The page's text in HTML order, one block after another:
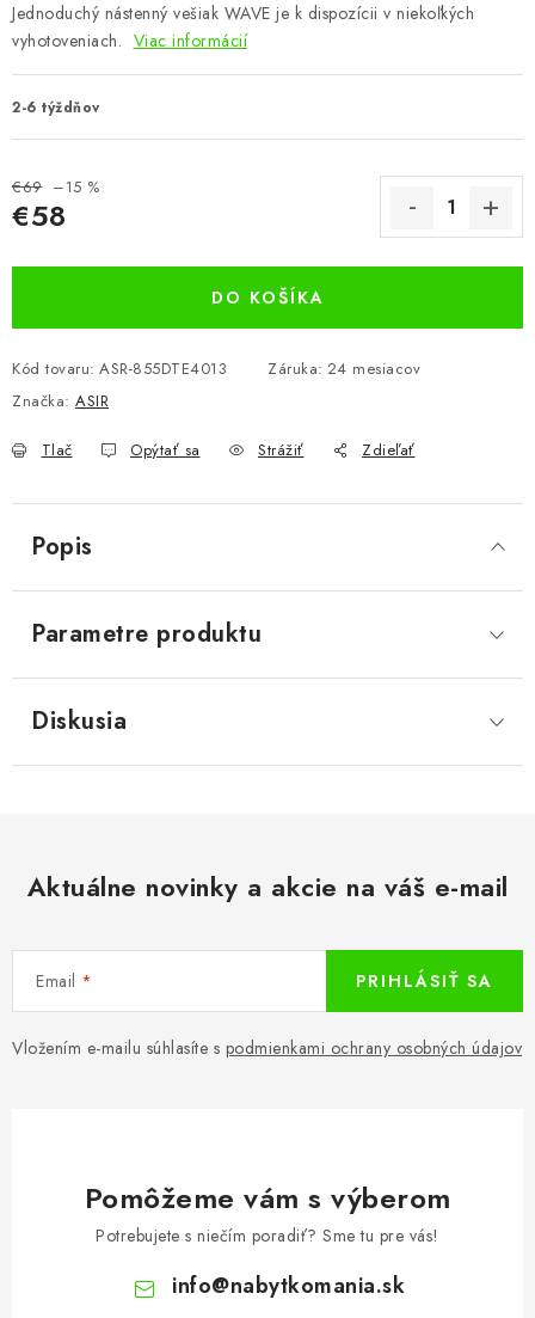
Kontakty Podmienky ochrany osobných údajov
Registrace
Obchodné podmienky 2024
Jednoduchý nástenný vešiak WAVE je k dispozícii v niekoľkých
vyhotoveniach. Viac informácií
2-6 týždňov
€69 –15 %
€58
DO KOŠÍKA
Kód tovaru: ASR-855DTE4013 Záruka: 24 mesiacov
Značka: ASIR
Tlač Opýtať sa Strážiť Zdieľať
Popis
Parametre produktu
Diskusia
Aktuálne novinky a akcie na váš e-mail
Email
Vložením e-mailu súhlasíte s podmienkami ochrany osobných údajov
PRIHLÁSIŤ SA
Pomôžeme vám s výberom
Potrebujete s niečím poradiť? Sme tu pre vás!
info@nabytkomania.sk